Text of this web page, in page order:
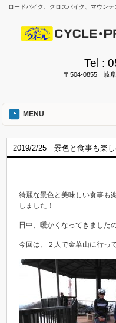
ロードバイク、クロスバイク、マウン
Tel :
〒504-0855 岐阜
MENU
2019/2/25 景色と食事も楽し
綺麗な景色と美味しい食事も
しました！
日中、暖かくなってきました
今回は、２人で金華山に行っ